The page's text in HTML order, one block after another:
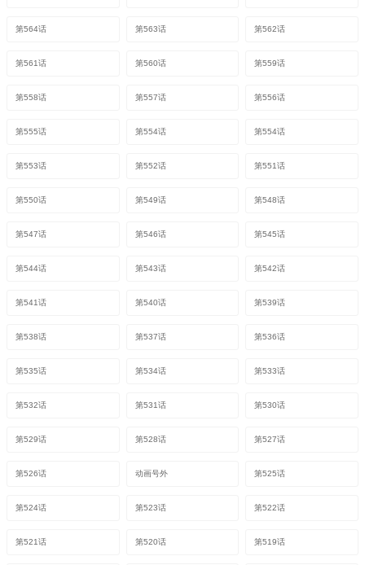
第564话 第563话 第562话
第561话 第560话 第559话
第558话 第557话 第556话
第555话 第554话 第554话
第553话 第552话 第551话
第550话 第549话 第548话
第547话 第546话 第545话
第544话 第543话 第542话
第541话 第540话 第539话
第538话 第537话 第536话
第535话 第534话 第533话
第532话 第531话 第530话
第529话 第528话 第527话
第526话 动画号外 第525话
第524话 第523话 第522话
第521话 第520话 第519话